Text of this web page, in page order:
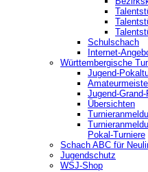
Schulschach
Internet-
Württembergische
Jugend-
Jugend-
Übersichten
Pokal-Turniere
Schach ABC für
Jugendschutz
WSJ-Shop